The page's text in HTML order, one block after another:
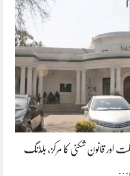
اور قانون شکنی کا مرکز، بلڈنگ